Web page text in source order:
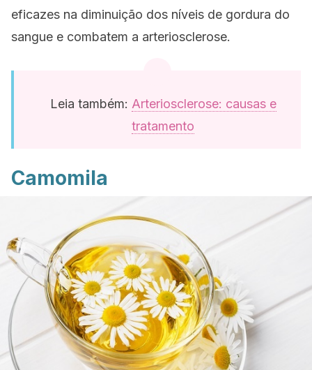
eficazes na diminuição dos níveis de gordura do
sangue e combatem a arteriosclerose.
Leia também: Arteriosclerose: causas e
tratamento
Camomila